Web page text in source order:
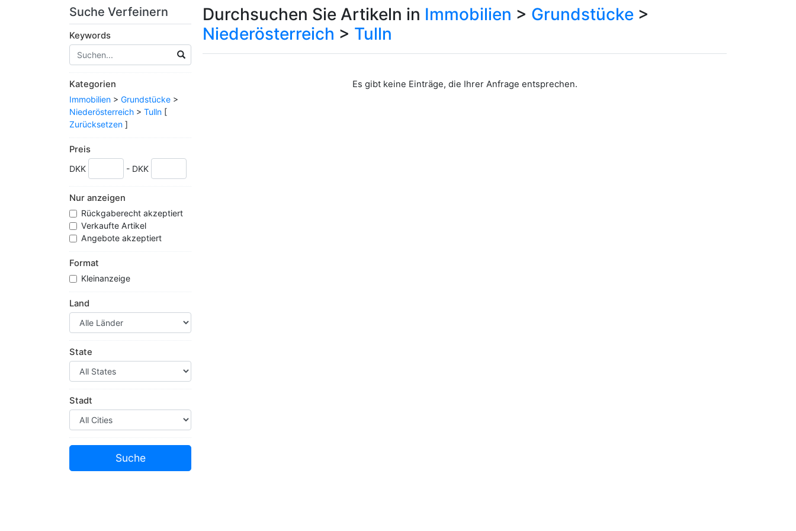
Suche Verfeinern
Keywords
Kategorien
Immobilien > Grundstücke >
Niederösterreich > Tulln [
Zurücksetzen ]
Preis
DKK - DKK
Nur anzeigen
Rückgaberecht akzeptiert
Verkaufte Artikel
Angebote akzeptiert
Format
Kleinanzeige
Land
State
Stadt
Durchsuchen Sie Artikeln in Immobilien > Grundstücke >
Niederösterreich > Tulln
Es gibt keine Einträge, die Ihrer Anfrage entsprechen.